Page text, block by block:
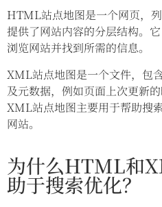
HTML站点地图是一个网页，
提供了网站内容的分层结构。
浏览网站并找到所需的信息。
XML站点地图是一个文件，包
及元数据，例如页面上次更新
XML站点地图主要用于帮助搜
网站。
为什么HTML和
助于搜索优化？